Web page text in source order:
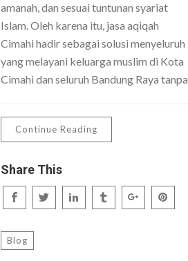
amanah, dan sesuai tuntunan syariat
Islam. Oleh karena itu, jasa aqiqah
Cimahi hadir sebagai solusi menyeluruh
yang melayani keluarga muslim di Kota
Cimahi dan seluruh Bandung Raya tanpa
Continue Reading
Share This
Blog